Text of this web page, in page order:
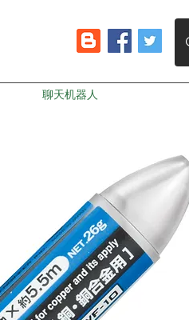
聊天机器人